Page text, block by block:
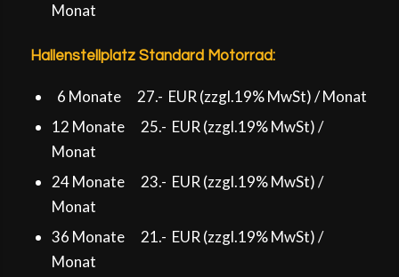
Monat
Hallenstellplatz Standard Motorrad:
6 Monate 27.- EUR (zzgl.19% MwSt) / Monat
12 Monate 25.- EUR (zzgl.19% MwSt) /
Monat
24 Monate 23.- EUR (zzgl.19% MwSt) /
Monat
36 Monate 21.- EUR (zzgl.19% MwSt) /
Monat